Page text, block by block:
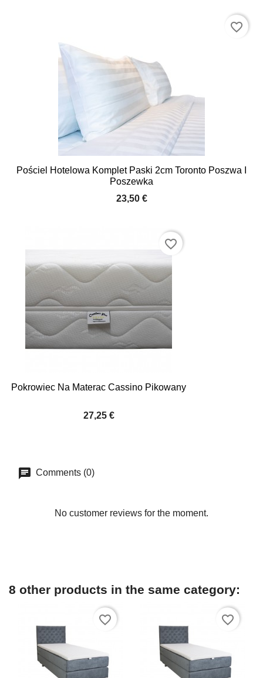
Pościel Hotelowa Komplet Paski 2cm Toronto Poszwa I
Poszewka
23,50 €
favorite_border
Pokrowiec Na Materac Cassino Pikowany
27,25 €
favorite_border
Comments (0)
No customer reviews for the moment.
8 other products in the same category:
favorite_border favorite_border